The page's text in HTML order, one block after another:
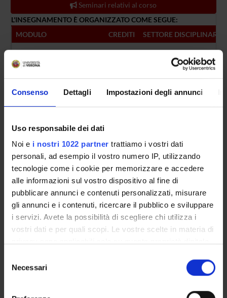
Consenso Dettagli Impostazioni degli annunci
Uso responsabile dei dati
Noi e i nostri 1022 partner trattiamo i vostri dati
personali, ad esempio il vostro numero IP, utilizzando
tecnologie come i cookie per memorizzare e accedere
alle informazioni sul vostro dispositivo al fine di
pubblicare annunci e contenuti personalizzati, misurare
gli annunci e i contenuti, ricercare il pubblico e sviluppare
i servizi. Avete la possibilità di scegliere chi utilizza i
vostri dati e per quali scopi. Le vostre scelte in materia di
modificare o revocare il proprio consenso in qualsiasi
momento dalla Dichiarazione sui cookie o facendo clic
delNecessari
Seminari relativi al corso
L'INSEGNAMENTO È ORGANIZZATO COME SEGUE:
MODULO
CREDITI SETTORE DISCIPLINARE
DIDATTICA FRONTALE 15 MED/42-IGIENE
MED/42-IGIENE
Presentazione
Come iscriversi e Requisiti di ammissione
Piani didattici
Insegnamenti
Bacheca avvisi
Organi collegiali e di governo
Rete formativa